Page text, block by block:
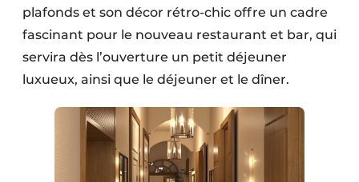
plafonds et son décor rétro-chic offre un cadre
fascinant pour le nouveau restaurant et bar, qui
servira dès l’ouverture un petit déjeuner
luxueux, ainsi que le déjeuner et le dîner.